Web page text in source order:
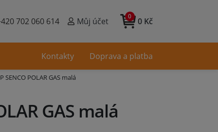
702 060 614 Můj účet 0 Kč
0
POLAR GAS malá
GAS malá
Kontakty Doprava a platba